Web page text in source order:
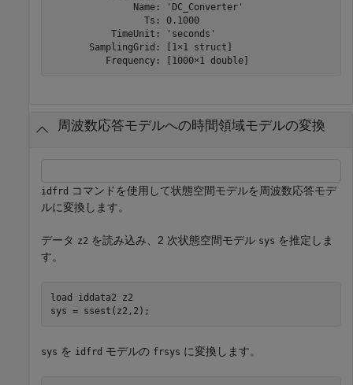
               Name: 'DC_Converter'
                 Ts: 0.1000
           TimeUnit: 'seconds'
       SamplingGrid: [1×1 struct]
周波数応答モデルへの時間領域モデルの変換
idfrd コマンドを使用して状態空間モデルを周波数応答モデ
ルに変換します。
データ z2 を読み込み、2 次状態空間モデル sys を推定しま
す。
load iddata2
z2
sys = ssest(z2,2);
sys を idfrd モデルの frsys に変換します。